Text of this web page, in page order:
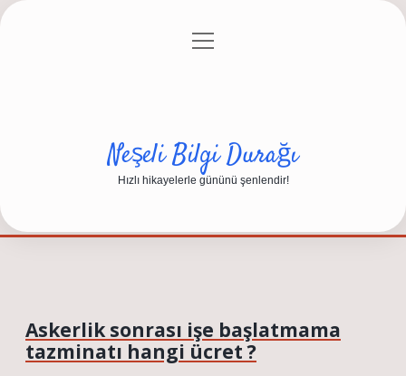
Gizlilik Politikası
menüyü
Neşeli Bilgi Durağı
Hızlı hikayelerle gününü şenlendir!
Askerlik sonrası işe başlatmama
tazminatı hangi ücret ?